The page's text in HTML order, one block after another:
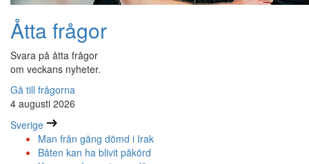
Åtta frågor
Svara på åtta frågor
om veckans nyheter.
Gå till frågorna
4 augusti 2026
Sverige
Man från gäng dömd i Irak
Båten kan ha blivit påkörd